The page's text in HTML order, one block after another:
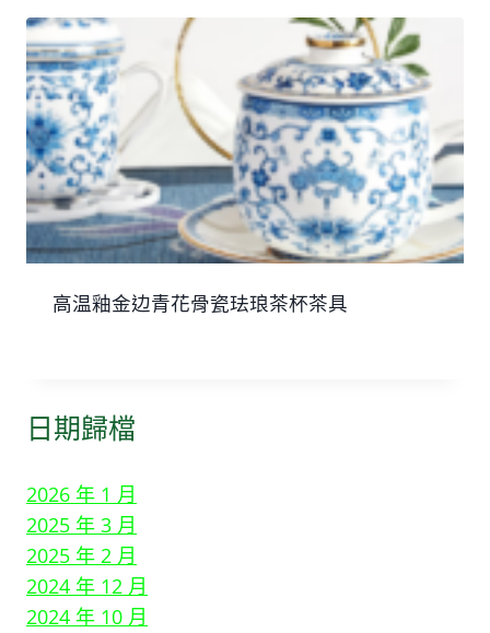
高温釉金边青花骨瓷珐琅茶杯茶具
日期歸檔
2026 年 1 月
2025 年 3 月
2025 年 2 月
2024 年 12 月
2024 年 10 月